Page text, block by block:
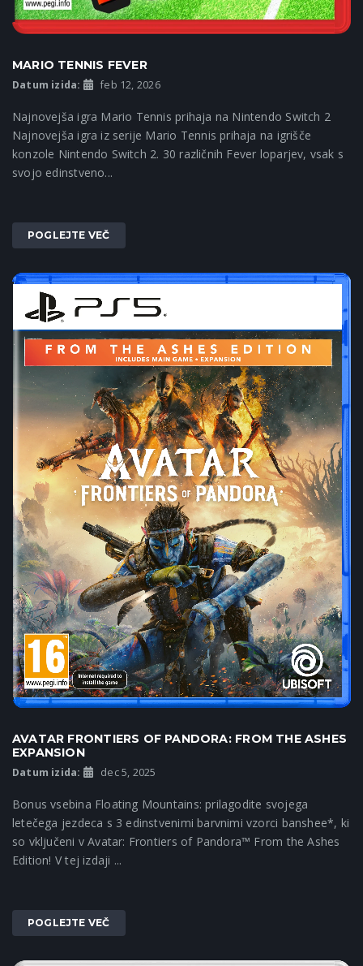
MARIO TENNIS FEVER
Datum izida: feb 12, 2026
Najnovejša igra Mario Tennis prihaja na Nintendo Switch 2
Najnovejša igra iz serije Mario Tennis prihaja na igrišče
konzole Nintendo Switch 2. 30 različnih Fever loparjev, vsak s
svojo edinstveno...
POGLEJTE VEČ
AVATAR FRONTIERS OF PANDORA: FROM THE ASHES
EXPANSION
Datum izida: dec 5, 2025
Bonus vsebina Floating Mountains: prilagodite svojega
letečega jezdeca s 3 edinstvenimi barvnimi vzorci banshee*, ki
so vključeni v Avatar: Frontiers of Pandora™ From the Ashes
Edition! V tej izdaji ...
POGLEJTE VEČ